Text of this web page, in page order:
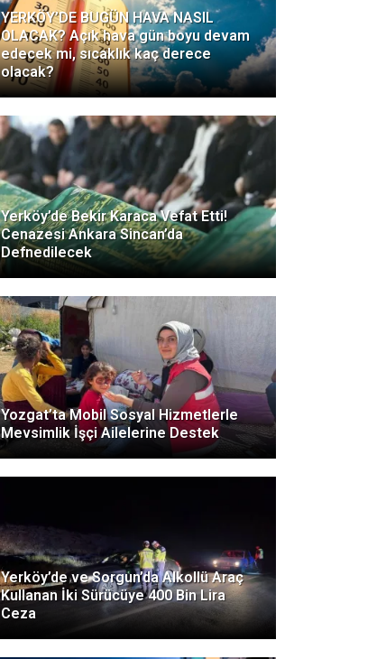
YERKÖY’DE BUGÜN HAVA NASIL
OLACAK? Açık hava gün boyu devam
edecek mi, sıcaklık kaç derece
olacak?
Yerköy’de Bekir Karaca Vefat Etti!
Cenazesi Ankara Sincan’da
Defnedilecek
Yozgat’ta Mobil Sosyal Hizmetlerle
Mevsimlik İşçi Ailelerine Destek
Yerköy’de ve Sorgun’da Alkollü Araç
Kullanan İki Sürücüye 400 Bin Lira
Ceza